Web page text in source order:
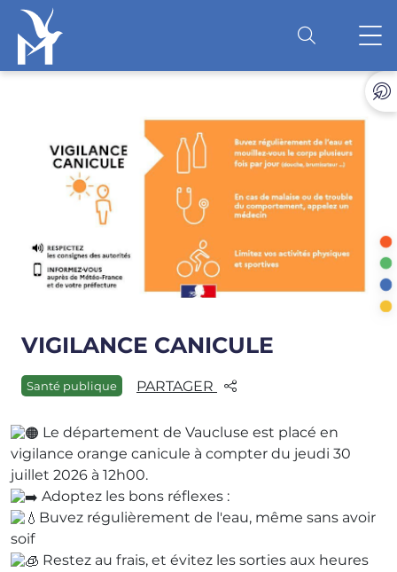
VIGILANCE CANICULE
Santé publique PARTAGER
Le département de Vaucluse est placé en
vigilance orange canicule à compter du jeudi 30
juillet 2026 à 12h00.
Adoptez les bons réflexes :
Buvez régulièrement de l'eau, même sans avoir
soif
Restez au frais, et évitez les sorties aux heures